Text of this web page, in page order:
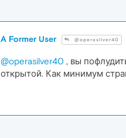
A Former User @operasilver40
@operasilver40 , вы
открытой. Как минимум